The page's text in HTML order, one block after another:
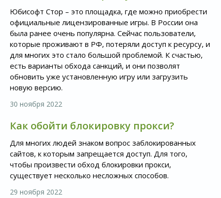
Юбисофт Стор – это площадка, где можно приобрести
официальные лицензированные игры. В России она
была ранее очень популярна. Сейчас пользователи,
которые проживают в РФ, потеряли доступ к ресурсу, и
для многих это стало большой проблемой. К счастью,
есть варианты обхода санкций, и они позволят
обновить уже установленную игру или загрузить
новую версию.
30 ноября 2022
Как обойти блокировку прокси?
Для многих людей знаком вопрос заблокированных
сайтов, к которым запрещается доступ. Для того,
чтобы произвести обход блокировки прокси,
существует несколько несложных способов.
29 ноября 2022